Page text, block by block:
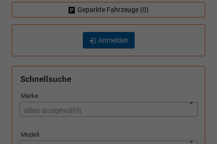
Geparkte Fahrzeuge (0)
Anmelden
Schnellsuche
Marke
alles ausgewählt
Modell